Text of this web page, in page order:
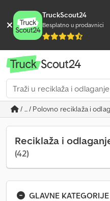
TruckScout24
Besplatno u prodavnici
/ ... / Polovno reciklaža i
Reciklaža i
(42)
GLAVNE KATEGORIJE